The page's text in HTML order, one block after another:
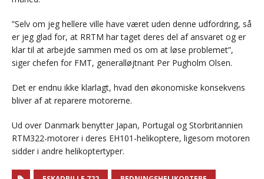
”Selv om jeg hellere ville have været uden denne udfordring, så
er jeg glad for, at RRTM har taget deres del af ansvaret og er
klar til at arbejde sammen med os om at løse problemet”,
siger chefen for FMT, generalløjtnant Per Pugholm Olsen.
Det er endnu ikke klarlagt, hvad den økonomiske konsekvens
bliver af at reparere motorerne.
Ud over Danmark benytter Japan, Portugal og Storbritannien
RTM322-motorer i deres EH101-helikoptere, ligesom motoren
sidder i andre helikoptertyper.